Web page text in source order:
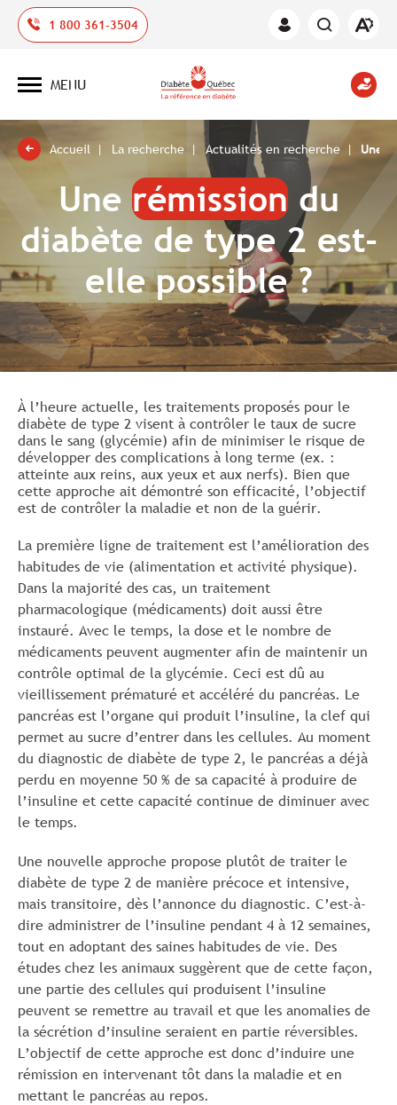
1 800 361-3504
Espace
Ouvrir
Ouvrir
site
MENU
Accueil La recherche Actualités en recherche Une
Une rémissiondu
diabète de type 2 est-
elle possible ?
À l’heure actuelle, les traitements proposés pour le
diabète de type 2 visent à contrôler le taux de sucre
dans le sang (glycémie) afin de minimiser le risque de
développer des complications à long terme (ex. :
atteinte aux reins, aux yeux et aux nerfs). Bien que
cette approche ait démontré son efficacité, l’objectif
est de contrôler la maladie et non de la guérir.
La première ligne de traitement est l’amélioration des
habitudes de vie (alimentation et activité physique).
Dans la majorité des cas, un traitement
pharmacologique (médicaments) doit aussi être
instauré. Avec le temps, la dose et le nombre de
médicaments peuvent augmenter afin de maintenir un
contrôle optimal de la glycémie. Ceci est dû au
vieillissement prématuré et accéléré du pancréas. Le
pancréas est l’organe qui produit l’insuline, la clef qui
permet au sucre d’entrer dans les cellules. Au moment
du diagnostic de diabète de type 2, le pancréas a déjà
perdu en moyenne 50 % de sa capacité à produire de
l’insuline et cette capacité continue de diminuer avec
le temps.
Une nouvelle approche propose plutôt de traiter le
diabète de type 2 de manière précoce et intensive,
mais transitoire, dès l’annonce du diagnostic. C’est-à-
dire administrer de l’insuline pendant 4 à 12 semaines,
tout en adoptant des saines habitudes de vie. Des
études chez les animaux suggèrent que de cette façon,
une partie des cellules qui produisent l’insuline
peuvent se remettre au travail et que les anomalies de
la sécrétion d’insuline seraient en partie réversibles.
L’objectif de cette approche est donc d’induire une
rémission en intervenant tôt dans la maladie et en
mettant le pancréas au repos.